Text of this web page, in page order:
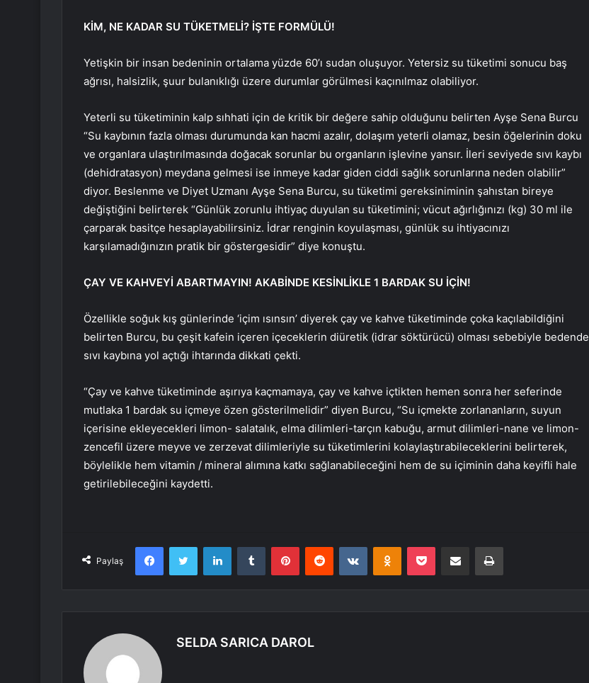
KİM, NE KADAR SU TÜKETMELİ? İŞTE FORMÜLÜ!
Yetişkin bir insan bedeninin ortalama yüzde 60’ı sudan oluşuyor. Yetersiz su tüketimi sonucu baş
ağrısı, halsizlik, şuur bulanıklığı üzere durumlar görülmesi kaçınılmaz olabiliyor.
Yeterli su tüketiminin kalp sıhhati için de kritik bir değere sahip olduğunu belirten Ayşe Sena Burcu
“Su kaybının fazla olması durumunda kan hacmi azalır, dolaşım yeterli olamaz, besin öğelerinin doku
ve organlara ulaştırılmasında doğacak sorunlar bu organların işlevine yansır. İleri seviyede sıvı kaybı
(dehidratasyon) meydana gelmesi ise inmeye kadar giden ciddi sağlık sorunlarına neden olabilir”
diyor. Beslenme ve Diyet Uzmanı Ayşe Sena Burcu, su tüketimi gereksiniminin şahıstan bireye
değiştiğini belirterek “Günlük zorunlu ihtiyaç duyulan su tüketimini; vücut ağırlığınızı (kg) 30 ml ile
çarparak basitçe hesaplayabilirsiniz. İdrar renginin koyulaşması, günlük su ihtiyacınızı
karşılamadığınızın pratik bir göstergesidir” diye konuştu.
ÇAY VE KAHVEYİ ABARTMAYIN! AKABİNDE KESİNLİKLE 1 BARDAK SU İÇİN!
Özellikle soğuk kış günlerinde ‘içim ısınsın’ diyerek çay ve kahve tüketiminde çoka kaçılabildiğini
belirten Burcu, bu çeşit kafein içeren içeceklerin diüretik (idrar söktürücü) olması sebebiyle bedende
sıvı kaybına yol açtığı ihtarında dikkati çekti.
“Çay ve kahve tüketiminde aşırıya kaçmamaya, çay ve kahve içtikten hemen sonra her seferinde
mutlaka 1 bardak su içmeye özen gösterilmelidir” diyen Burcu, “Su içmekte zorlananların, suyun
içerisine ekleyecekleri limon- salatalık, elma dilimleri-tarçın kabuğu, armut dilimleri-nane ve limon-
zencefil üzere meyve ve zerzevat dilimleriyle su tüketimlerini kolaylaştırabileceklerini belirterek,
böylelikle hem vitamin / mineral alımına katkı sağlanabileceğini hem de su içiminin daha keyifli hale
getirilebileceğini kaydetti.
Paylaş
FacebookTwitter LinkedInTumblr PinterestReddit VKontakteOdnoklassniki
Pocket E-Posta ile paylaş Yazdır
SELDA SARICA DAROL